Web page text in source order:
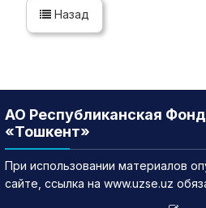
Назад
АО Республиканская
«Тошкент»
При использовании материалов
сайте, ссылка на www.uzse.uz